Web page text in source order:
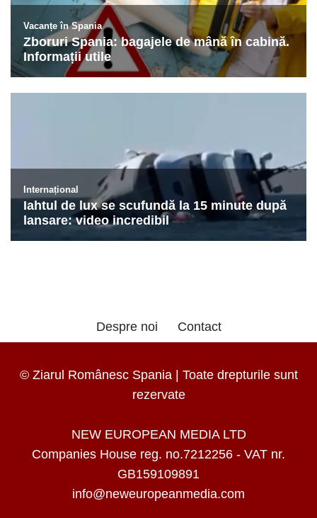
Despre noi Contact
© Ziarul Românesc Spania | Toate drepturile sunt
rezervate
NEW EUROPEAN MEDIA LTD
Companies House reg. no.7212256 - VAT nr.
GB159109891
info@neweuropeanmedia.com